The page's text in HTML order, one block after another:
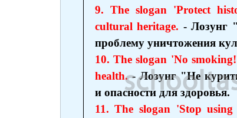
9. The slogan 'Protect
cultural heritage. - Лозунг
проблему уничтожения
10. The slogan 'No
health.- Лозунг "Не
и опасности для здоровья.
11. The slogan 'Stop